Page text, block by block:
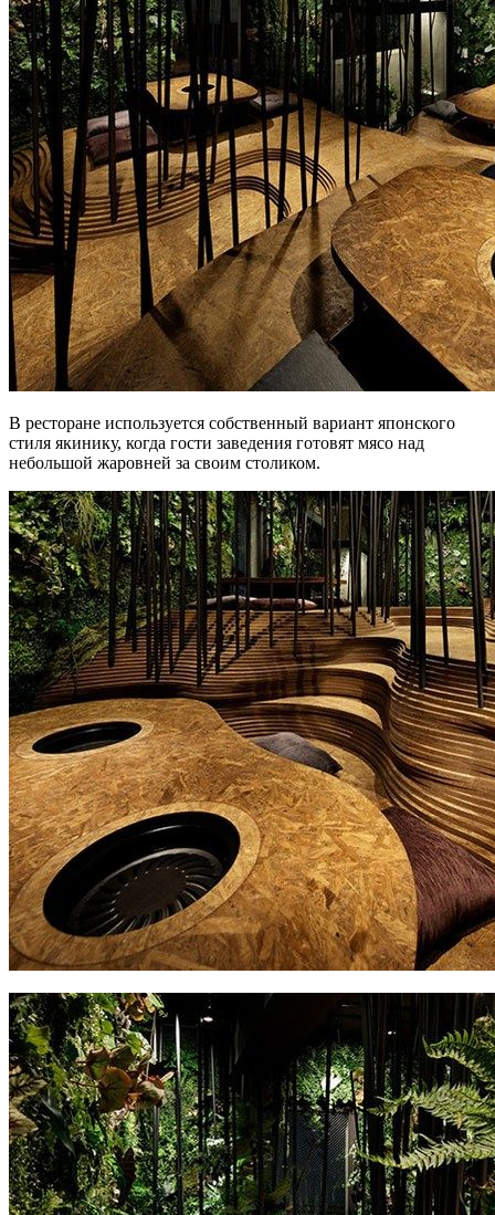
В ресторане используется собственный вариант японского
стиля якинику, когда гости заведения готовят мясо над
небольшой жаровней за своим столиком.